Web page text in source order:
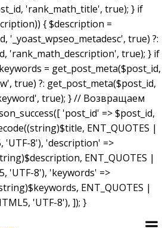
'rank_math_title', true); } if
{ $description =
'_yoast_wpseo_metadesc', true) ?:
'rank_math_description', true); } if
= get_post_meta($post_id,
true) ?: get_post_meta($post_id,
true); } // Возвращаем
'post_id' => $post_id,
ENT_QUOTES |
'UTF-8'), 'description' =>
ENT_QUOTES |
'UTF-8'), 'keywords' =>
ENT_QUOTES |
'UTF-8'), ]); }